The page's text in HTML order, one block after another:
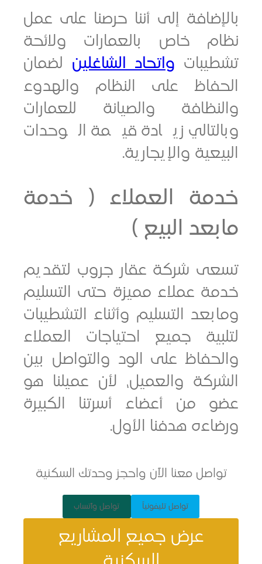
إلى أننا حرصنا على عمل
خاص بالعمارات ولائحة
واتحاد الشاغلينلضمان
على النظام والهدوء
والصيانة للعمارات
زيادة قيمة الوحدات
والإيجارية.
العملاء ( خدمة
البيع )
شركة عقار جروب لتقديم
عملاء مميزة حتى التسليم
التسليم وأثناء التشطيبات
جميع احتياجات العملاء
على الود والتواصل بين
والعميل، لأن عميلنا هو
من أعضاء أسرتنا الكبيرة
هدفنا الأول.
معنا الآن واحجز وحدتك السكنية
تواصل تليفونياً تواصل وآتساب
عرض جميع المشاريع